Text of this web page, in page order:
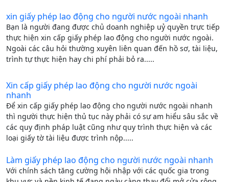
xin giấy phép lao động cho người nước ngoài nhanh
Bạn là người đang được chủ doanh nghiệp uỷ quyền trực tiếp
thực hiện xin cấp giấy phép lao động cho người nước ngoài.
Ngoài các câu hỏi thường xuyên liên quan đến hồ sơ, tài liệu,
trình tự thực hiện hay chi phí phải bỏ ra.....
Xin cấp giấy phép lao động cho người nước ngoài
nhanh
Để xin cấp giấy phép lao động cho người nước ngoài nhanh
thì người thực hiện thủ tục này phải có sự am hiểu sâu sắc về
các quy định pháp luật cũng như quy trình thực hiện và các
loại giấy tờ tài liệu được trình nộp.....
Làm giấy phép lao động cho người nước ngoài nhanh
Với chính sách tăng cường hội nhập với các quốc gia trong